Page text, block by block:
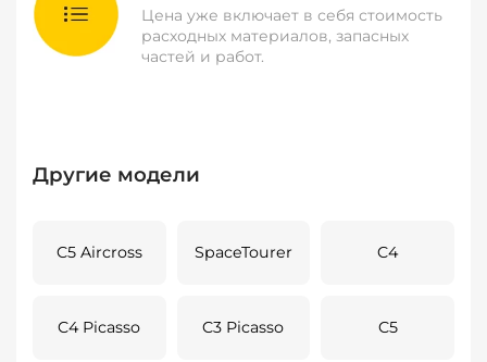
Цена уже включает в себя стоимость
расходных материалов, запасных
частей и работ.
Другие модели
C5 Aircross SpaceTourer C4
C4 Picasso C3 Picasso C5